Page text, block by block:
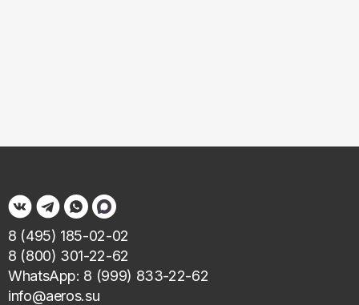
8 (495) 185-02-02
8 (800) 301-22-62
WhatsApp: 8 (999) 833-22-62
info@aeros.su